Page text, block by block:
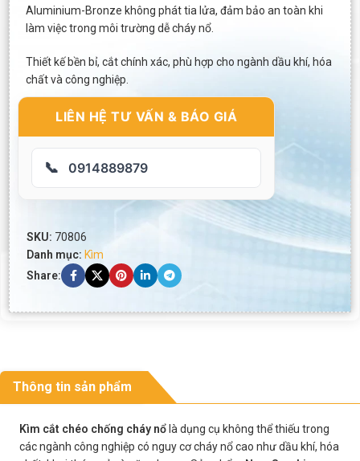
Aluminium-Bronze không phát tia lửa, đảm bảo an toàn khi
làm việc trong môi trường dễ cháy nổ.
Thiết kế bền bỉ, cắt chính xác, phù hợp cho ngành dầu khí, hóa
chất và công nghiệp.
LIÊN HỆ TƯ VẤN & BÁO GIÁ
📞 0914889879
SKU: 70806
Danh mục: Kìm
Share:
Thông tin sản phẩm
Kìm cắt chéo chống cháy nổ là dụng cụ không thể thiếu trong
các ngành công nghiệp có nguy cơ cháy nổ cao như dầu khí, hóa